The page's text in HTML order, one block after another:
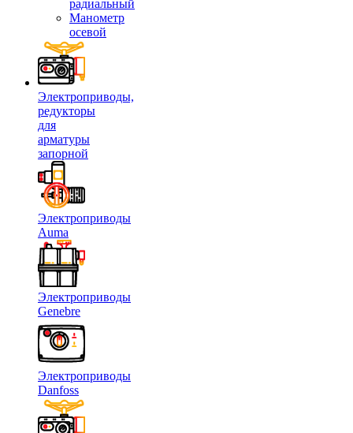
радиальный
Манометр
осевой
Электроприводы,
редукторы
для
арматуры
запорной
Электроприводы
Auma
Электроприводы
Genebre
Электроприводы
Danfoss